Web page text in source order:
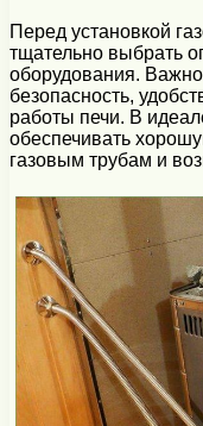
Перед установкой
тщательно выбрать
оборудования. Важно
безопасность,
работы печи. В
обеспечивать
газовым трубам и